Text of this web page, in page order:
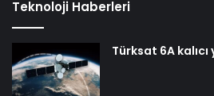
Teknoloji Haberleri
Türksat 6A